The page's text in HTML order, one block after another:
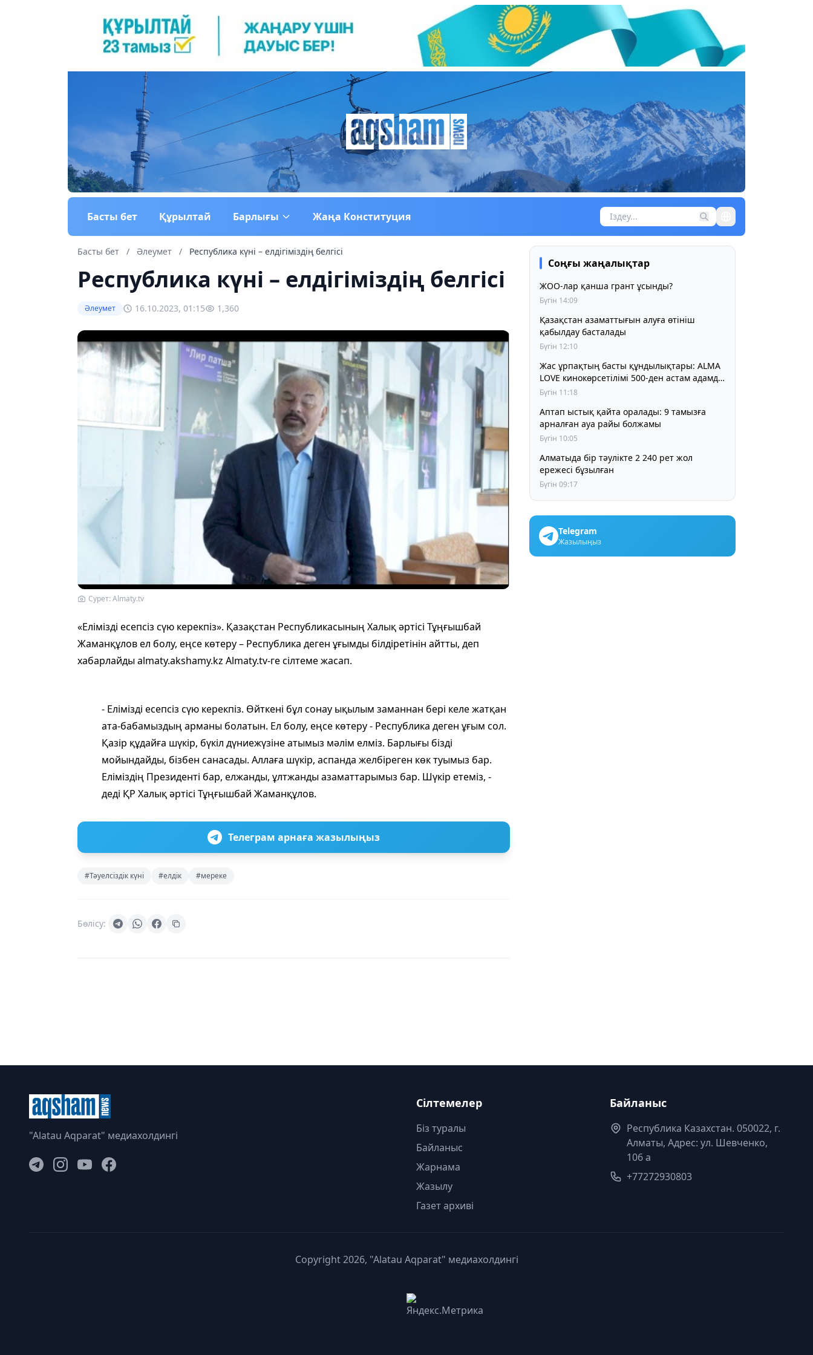
Басты бет Құрылтай Барлығы Жаңа Конституция
Басты бет / Әлеумет / Республика күні – елдігіміздің белгісі
Республика күні – елдігіміздің белгісі
Әлеумет 16.10.2023, 01:15 1,360
Сурет: Almaty.tv
«Елімізді есепсіз сүю керекпіз». Қазақстан Республикасының Халық әртісі Тұңғышбай
Жаманқұлов ел болу, еңсе көтеру – Республика деген ұғымды білдіретінін айтты, деп
хабарлайды almaty.akshamy.kz Almaty.tv-ге сілтеме жасап.
- Елімізді есепсіз сүю керекпіз. Өйткені бұл сонау ықылым заманнан бері келе жатқан
ата-бабамыздың арманы болатын. Ел болу, еңсе көтеру - Республика деген ұғым сол.
Қазір құдайға шүкір, бүкіл дүниежүзіне атымыз мәлім елміз. Барлығы бізді
мойындайды, бізбен санасады. Аллаға шүкір, аспанда желбіреген көк туымыз бар.
Еліміздің Президенті бар, елжанды, ұлтжанды азаматтарымыз бар. Шүкір етеміз, -
деді ҚР Халық әртісі Тұңғышбай Жаманқұлов.
Телеграм арнаға жазылыңыз
#Тәуелсіздік күні #елдік #мереке
Бөлісу:
Соңғы жаңалықтар
ЖОО-лар қанша грант ұсынды?
Бүгін 14:09
Қазақстан азаматтығын алуға өтініш
қабылдау басталады
Бүгін 12:10
Жас ұрпақтың басты құндылықтары: ALMA
LOVE кинокөрсетілімі 500-ден астам адамды
біріктірді
Бүгін 11:18
Аптап ыстық қайта оралады: 9 тамызға
арналған ауа райы болжамы
Бүгін 10:05
Алматыда бір тәулікте 2 240 рет жол
ережесі бұзылған
Бүгін 09:17
Telegram
Жазылыңыз
"Alatau Aqparat" медиахолдингі
Сілтемелер
Біз туралы
Байланыс
Жарнама
Жазылу
Газет архиві
Байланыс
Республика Казахстан. 050022, г.
Алматы, Адрес: ул. Шевченко,
106 а
+77272930803
Copyright 2026, "Alatau Aqparat" медиахолдингі